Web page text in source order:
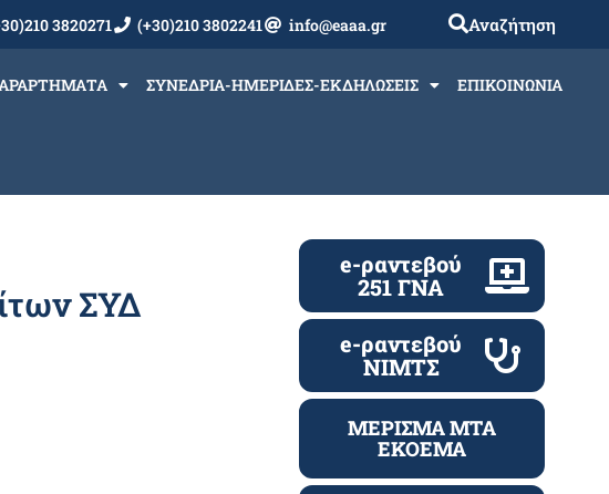
3820271 (+30)210 3802241 info@eaaa.gr Αναζήτηση
ΣΥΝΕΔΡΙΑ-ΗΜΕΡΙΔΕΣ-ΕΚΔΗΛΩΣΕΙΣ ΕΠΙΚΟΙΝΩΝΙΑ
ΣΥΔ
e-ραντεβού
251 ΓΝΑ
e-ραντεβού
ΝΙΜΤΣ
ΜΕΡΙΣΜΑ ΜΤΑ
ΕΚΟΕΜΑ